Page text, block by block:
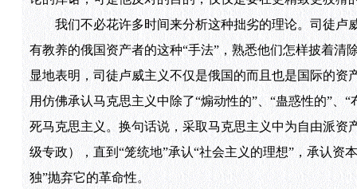
我们不必花许多时间来分析这种拙劣的理论。司徒卢
有教养的俄国资产者的这种“手法”，熟悉他们怎样披着清
显地表明，司徒卢威主义不仅是俄国的而且也是国际的
用仿佛承认马克思主义中除了“煽动性的”、“蛊惑性的”、
死马克思主义。换句话说，采取马克思主义中为自由派
级专政），直到“笼统地”承认“社会主义的理想”，承认资
独”抛弃它的革命性。